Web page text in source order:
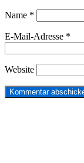
Name *
E-Mail-Adresse *
Website